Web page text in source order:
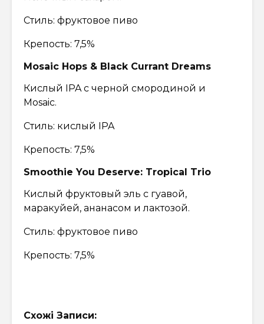
Стиль: фруктовое пиво
Крепость: 7,5%
Mosaic Hops & Black Currant Dreams
Кислый IPA с черной смородиной и
Mosaic.
Стиль: кислый IPA
Крепость: 7,5%
Smoothie You Deserve: Tropical Trio
Кислый фруктовый эль с гуавой,
маракуйей, ананасом и лактозой.
Стиль: фруктовое пиво
Крепость: 7,5%
Схожі Записи: